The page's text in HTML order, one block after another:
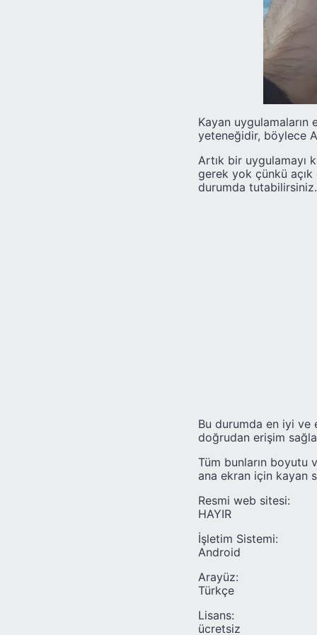
Kayan uygulamaların
yeteneğidir, böylece
Artık bir uygulamayı
gerek yok çünkü açık
durumda tutabilirsiniz.
Bu durumda en iyi
doğrudan erişim
Tüm bunların boyutu
ana ekran için kayan
Resmi web sitesi:
HAYIR
İşletim Sistemi:
Android
Arayüz:
Türkçe
Lisans:
ücretsiz